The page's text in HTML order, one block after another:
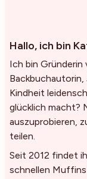
Hallo, ich bin
Ich bin Gründerin
Kindheit
glücklich macht?
auszuprobieren,
teilen.
Seit 2012 findet
schnellen